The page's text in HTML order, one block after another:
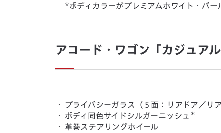
*ボディカラーがプレミアムホワイト・パ
アコード・ワゴン「カジュア
・
プライバシーガラス（５面：リアドア／リ
・
ボディ同色サイドシルガーニッシュ ＊
・
革巻ステアリングホイール